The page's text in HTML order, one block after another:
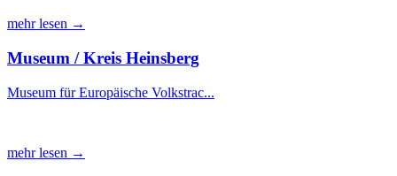
mehr lesen →
Museum / Kreis Heinsberg
Museum für Europäische Volkstrac...
mehr lesen →